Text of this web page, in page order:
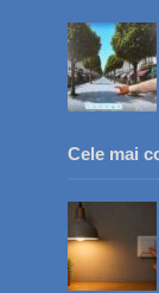
Cele mai